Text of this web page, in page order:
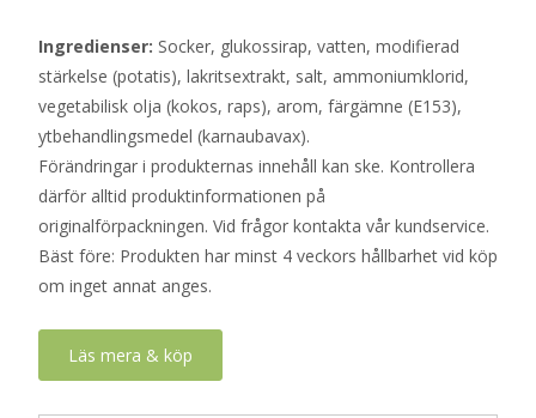
Ingredienser: Socker, glukossirap, vatten, modifierad
stärkelse (potatis), lakritsextrakt, salt, ammoniumklorid,
vegetabilisk olja (kokos, raps), arom, färgämne (E153),
ytbehandlingsmedel (karnaubavax).
Förändringar i produkternas innehåll kan ske. Kontrollera
därför alltid produktinformationen på
originalförpackningen. Vid frågor kontakta vår kundservice.
Bäst före: Produkten har minst 4 veckors hållbarhet vid köp
om inget annat anges.
Läs mera & köp